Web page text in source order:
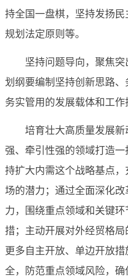
持全国一盘棋，坚持发扬
规划法定原则等。
坚持问题导向，聚焦突
划纲要编制坚持创新思路
务实管用的发展载体和工作
培育壮大高质量发展新
强、牵引性强的领域打造
持扩大内需这个战略基点
场的潜力；通过全面深化
力，围绕重点领域和关键
措；主动开展对外经贸格
更多自主开放、单边开放
全，防范重点领域风险，确